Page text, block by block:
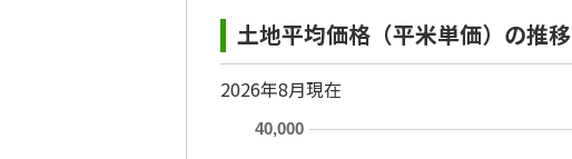
土地平均価格（平米単価）の推移
2026年8月現在
40,000